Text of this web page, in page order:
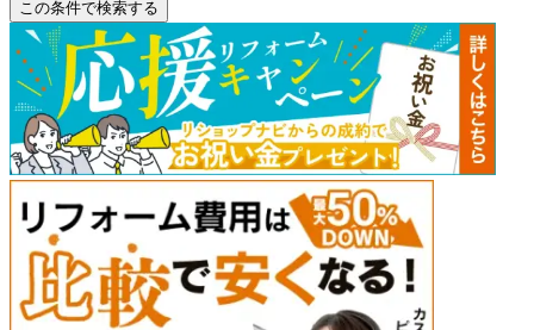
この条件で検索する